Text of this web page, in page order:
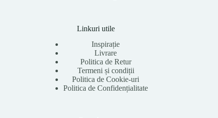
Linkuri utile
Inspirație
Livrare
Politica de Retur
Termeni și condiții
Politica de Cookie-uri
Politica de Confidențialitate